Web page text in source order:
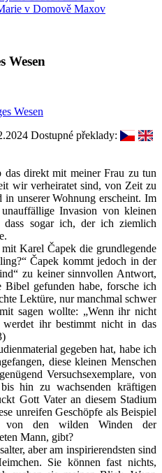
v Domově Maxov
Wesen
Dostupné překlady:
direkt mit meiner Frau zu tun
wir verheiratet sind, von Zeit zu
unserer Wohnung erscheint. Im
Invasion von kleinen
dass sogar ich, der ich ziemlich
Karel Čapek die grundlegende
Čapek kommt jedoch in der
zu keiner sinnvollen Antwort,
gefunden habe, forsche ich
Lektüre, nur manchmal schwer
sagen wollte: „Wenn ihr nicht
ihr bestimmt nicht in das
gegeben hat, habe ich
diese kleinen Menschen
Versuchsexemplare, von
hin zu wachsenden kräftigen
Gott Vater an diesem Stadium
unreifen Geschöpfe als Beispiel
den wilden Winden der
Mann, gibt?
aber am inspirierendsten sind
Sie können fast nichts,